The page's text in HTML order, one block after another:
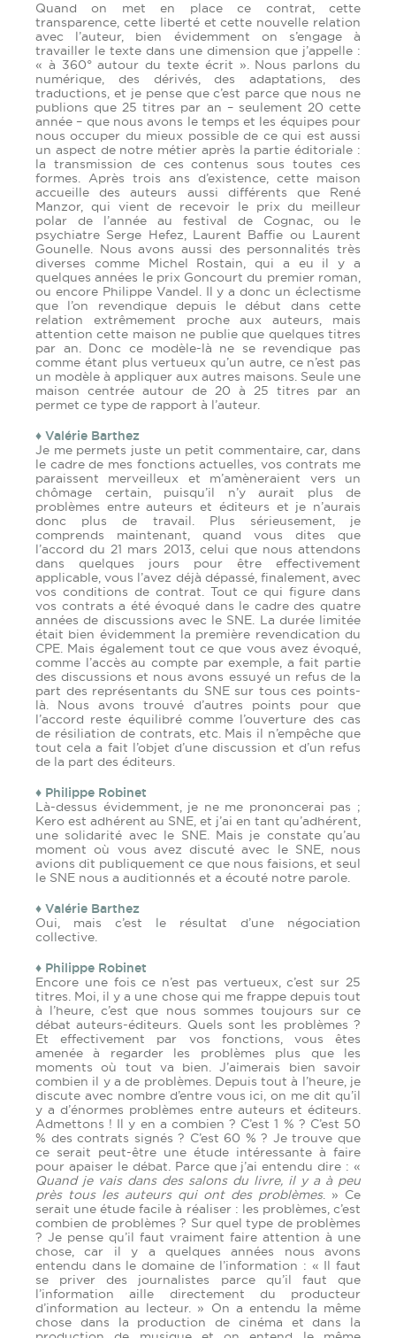
Quand on met en place ce contrat, cette
transparence, cette liberté et cette nouvelle relation
avec l’auteur, bien évidemment on s’engage à
travailler le texte dans une dimension que j’appelle :
« à 360° autour du texte écrit ». Nous parlons du
numérique, des dérivés, des adaptations, des
traductions, et je pense que c’est parce que nous ne
publions que 25 titres par an – seulement 20 cette
année – que nous avons le temps et les équipes pour
nous occuper du mieux possible de ce qui est aussi
un aspect de notre métier après la partie éditoriale :
la transmission de ces contenus sous toutes ces
formes. Après trois ans d’existence, cette maison
accueille des auteurs aussi différents que René
Manzor, qui vient de recevoir le prix du meilleur
polar de l’année au festival de Cognac, ou le
psychiatre Serge Hefez, Laurent Baffie ou Laurent
Gounelle. Nous avons aussi des personnalités très
diverses comme Michel Rostain, qui a eu il y a
quelques années le prix Goncourt du premier roman,
ou encore Philippe Vandel. Il y a donc un éclectisme
que l’on revendique depuis le début dans cette
relation extrêmement proche aux auteurs, mais
attention cette maison ne publie que quelques titres
par an. Donc ce modèle-là ne se revendique pas
comme étant plus vertueux qu’un autre, ce n’est pas
un modèle à appliquer aux autres maisons. Seule une
maison centrée autour de 20 à 25 titres par an
permet ce type de rapport à l’auteur.
♦ Valérie Barthez
Je me permets juste un petit commentaire, car, dans
le cadre de mes fonctions actuelles, vos contrats me
paraissent merveilleux et m’amèneraient vers un
chômage certain, puisqu’il n’y aurait plus de
problèmes entre auteurs et éditeurs et je n’aurais
donc plus de travail. Plus sérieusement, je
comprends maintenant, quand vous dites que
l’accord du 21 mars 2013, celui que nous attendons
dans quelques jours pour être effectivement
applicable, vous l’avez déjà dépassé, finalement, avec
vos conditions de contrat. Tout ce qui figure dans
vos contrats a été évoqué dans le cadre des quatre
années de discussions avec le SNE. La durée limitée
était bien évidemment la première revendication du
CPE. Mais également tout ce que vous avez évoqué,
comme l’accès au compte par exemple, a fait partie
des discussions et nous avons essuyé un refus de la
part des représentants du SNE sur tous ces points-
là. Nous avons trouvé d’autres points pour que
l’accord reste équilibré comme l’ouverture des cas
de résiliation de contrats, etc. Mais il n’empêche que
tout cela a fait l’objet d’une discussion et d’un refus
de la part des éditeurs.
♦ Philippe Robinet
Là-dessus évidemment, je ne me prononcerai pas ;
Kero est adhérent au SNE, et j’ai en tant qu’adhérent,
une solidarité avec le SNE. Mais je constate qu’au
moment où vous avez discuté avec le SNE, nous
avions dit publiquement ce que nous faisions, et seul
le SNE nous a auditionnés et a écouté notre parole.
♦ Valérie Barthez
Oui, mais c’est le résultat d’une négociation
collective.
♦ Philippe Robinet
Encore une fois ce n’est pas vertueux, c’est sur 25
titres. Moi, il y a une chose qui me frappe depuis tout
à l’heure, c’est que nous sommes toujours sur ce
débat auteurs-éditeurs. Quels sont les problèmes ?
Et effectivement par vos fonctions, vous êtes
amenée à regarder les problèmes plus que les
moments où tout va bien. J’aimerais bien savoir
combien il y a de problèmes. Depuis tout à l’heure, je
discute avec nombre d’entre vous ici, on me dit qu’il
y a d’énormes problèmes entre auteurs et éditeurs.
Admettons ! Il y en a combien ? C’est 1 % ? C’est 50
% des contrats signés ? C’est 60 % ? Je trouve que
ce serait peut-être une étude intéressante à faire
pour apaiser le débat. Parce que j’ai entendu dire : «
Quand je vais dans des salons du livre, il y a à peu
près tous les auteurs qui ont des problèmes. » Ce
serait une étude facile à réaliser : les problèmes, c’est
combien de problèmes ? Sur quel type de problèmes
? Je pense qu’il faut vraiment faire attention à une
chose, car il y a quelques années nous avons
entendu dans le domaine de l’information : « Il faut
se priver des journalistes parce qu’il faut que
l’information aille directement du producteur
d’information au lecteur. » On a entendu la même
chose dans la production de cinéma et dans la